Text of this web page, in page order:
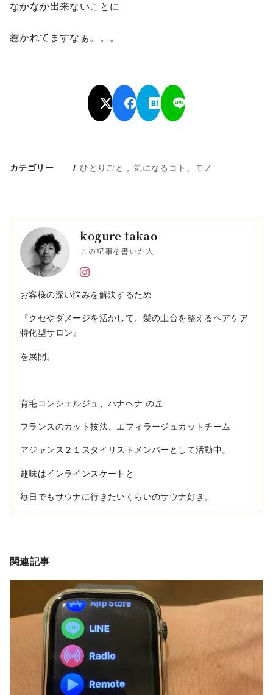
なかなか出来ないことに
惹かれてますなぁ。。。
カテゴリー ひとりごと 気になるコト、モノ
kogure takao
この記事を書いた人
お客様の深い悩みを解決するため
『クセやダメージを活かして、髪の土台を整えるヘアケア
特化型サロン』
を展開。
育毛コンシェルジュ、ハナヘナ の匠
フランスのカット技法、エフィラージュカットチーム
アジャンス２１スタイリストメンバーとして活動中。
趣味はインラインスケートと
毎日でもサウナに行きたいくらいのサウナ好き。
関連記事